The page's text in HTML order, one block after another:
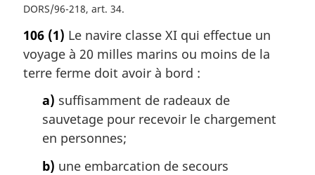
DORS/96-218, art. 34
106 (1) Le navire classe XI qui effectue un
voyage à 20 milles marins ou moins de la
terre ferme doit avoir à bord :
a) suffisamment de radeaux de
sauvetage pour recevoir le chargement
en personnes;
b) une embarcation de secours